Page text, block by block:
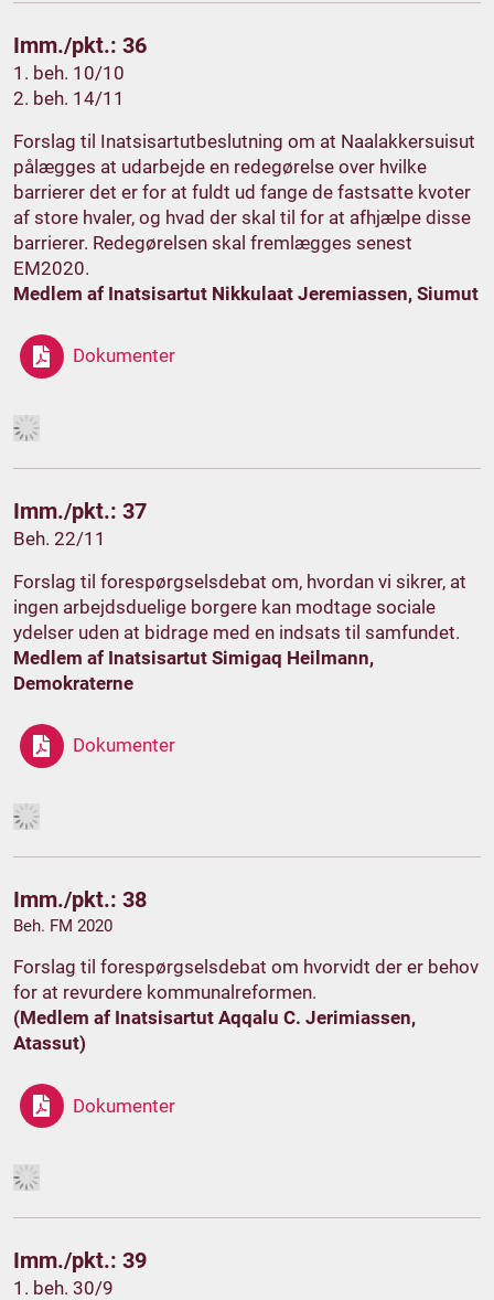
Imm./pkt.: 36
1. beh. 10/10
2. beh. 14/11
Forslag til Inatsisartutbeslutning om at Naalakkersuisut
pålægges at udarbejde en redegørelse over hvilke
barrierer det er for at fuldt ud fange de fastsatte kvoter
af store hvaler, og hvad der skal til for at afhjælpe disse
barrierer. Redegørelsen skal fremlægges senest
EM2020.
Medlem af Inatsisartut Nikkulaat Jeremiassen, Siumut
Dokumenter
Imm./pkt.: 37
Beh. 22/11
Forslag til forespørgselsdebat om, hvordan vi sikrer, at
ingen arbejdsduelige borgere kan modtage sociale
ydelser uden at bidrage med en indsats til samfundet.
Medlem af Inatsisartut Simigaq Heilmann,
Demokraterne
Dokumenter
Imm./pkt.: 38
Beh. FM 2020
Forslag til forespørgselsdebat om hvorvidt der er behov
for at revurdere kommunalreformen.
(Medlem af Inatsisartut Aqqalu C. Jerimiassen,
Atassut)
Dokumenter
Imm./pkt.: 39
1. beh. 30/9